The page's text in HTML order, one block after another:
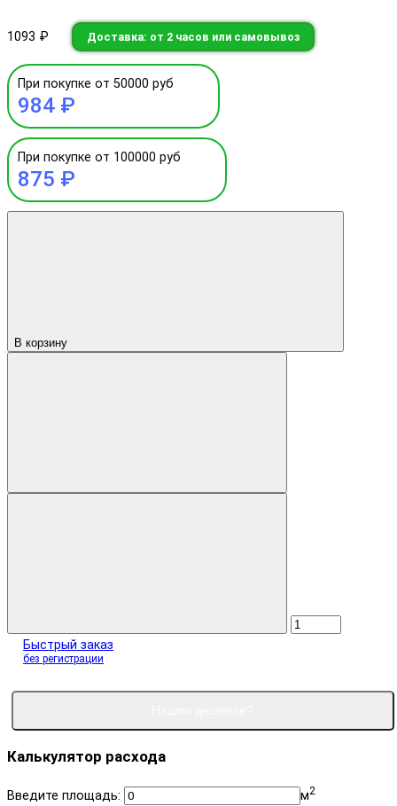
1093 ₽ Доставка: от 2 часов или самовывоз
При покупке от 50000 руб
984 ₽
При покупке от 100000 руб
875 ₽
В корзину
Быстрый заказ
без регистрации
Калькулятор расхода
Введите площадь: м2